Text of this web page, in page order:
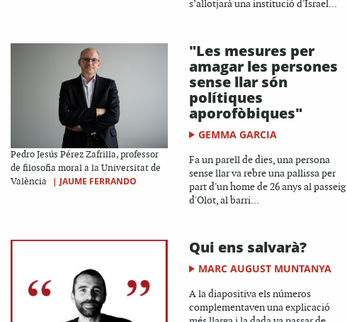
s’allotjarà una institució d'Israel...
Pedro Jesús Pérez Zafrilla, professor
de filosofia moral a la Universitat de
València
| JAUME FERRANDO
"Les mesures per
amagar les persones
sense llar són
polítiques
aporofòbiques"
GEMMA GARCIA
Fa un parell de dies, una persona
sense llar va rebre una pallissa per
part d'un home de 26 anys al passeig
d'Olot, al barri...
Qui ens salvarà?
MARC AUGUST MUNTANYA
A la diapositiva els números
complementaven una explicació